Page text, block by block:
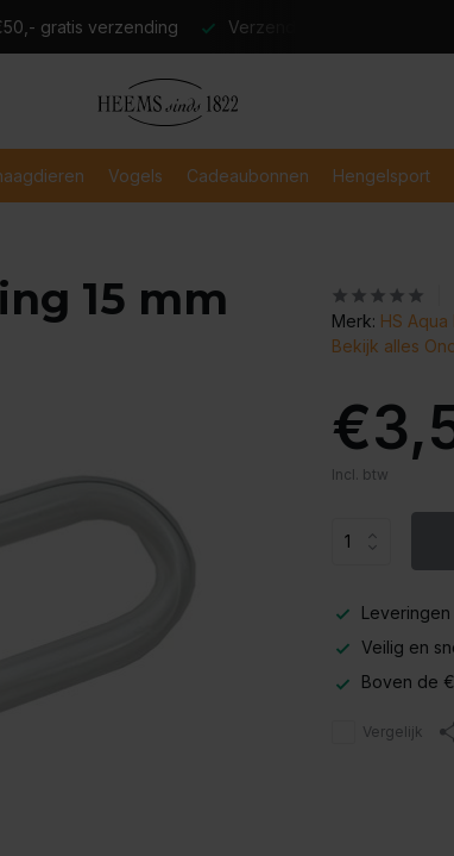
Verzending binnen 2-3 werkdagen
Vogels Cadeaubonnen Hengelsport
15 mm Merk: HS
Bekijk alles
Incl. btw
Veilig en
Boven de
Vergelijk